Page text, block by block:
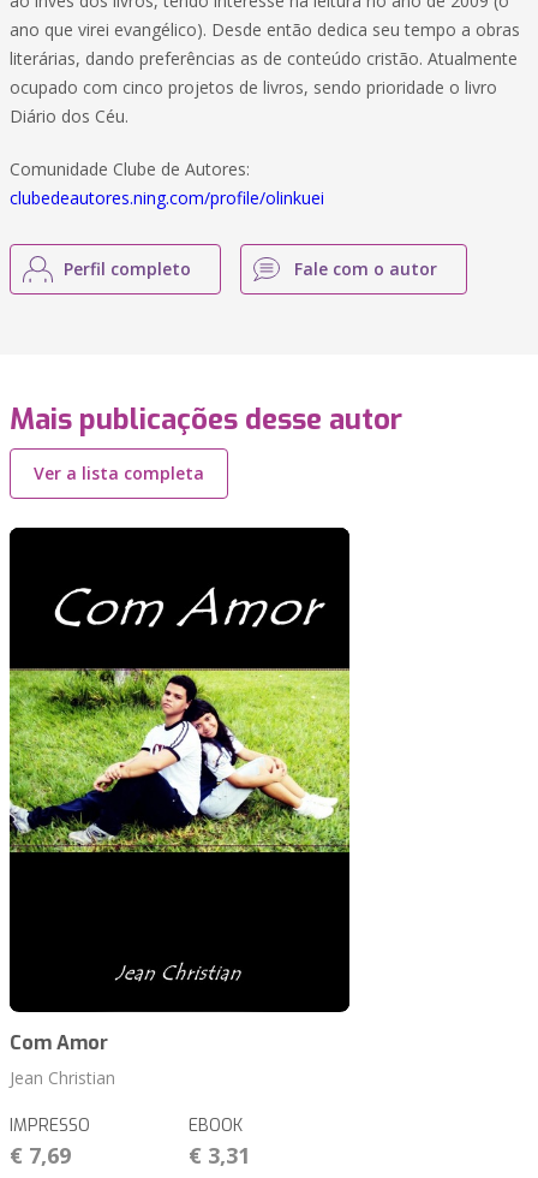
ano que virei evangélico). Desde então dedica seu tempo a obras
literárias, dando preferências as de conteúdo cristão. Atualmente
ocupado com cinco projetos de livros, sendo prioridade o livro
Diário dos Céu.
Comunidade Clube de Autores:
clubedeautores.ning.com/profile/olinkuei
Perfil completo Fale com o autor
Mais publicações desse autor
Ver a lista completa
Com Amor
Jean Christian
IMPRESSO
€ 7,69
EBOOK
€ 3,31